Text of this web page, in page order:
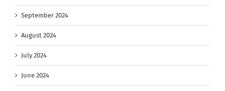
September 2024
August 2024
July 2024
June 2024